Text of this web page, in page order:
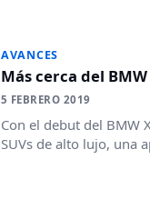
AVANCES
Más cerca del
5 FEBRERO 2019
Con el debut del BMW
SUVs de alto lujo, una